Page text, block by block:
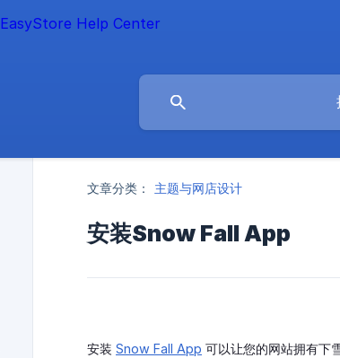
文章分类： 主题与网店设计
安装Snow Fall App
安装 Snow Fall App 可以让您的网站拥有下